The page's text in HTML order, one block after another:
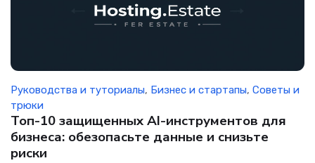
Руководства и туториалы, Бизнес и стартапы, Советы и
трюки
Топ-10 защищенных AI-инструментов для
бизнеса: обезопасьте данные и снизьте
риски